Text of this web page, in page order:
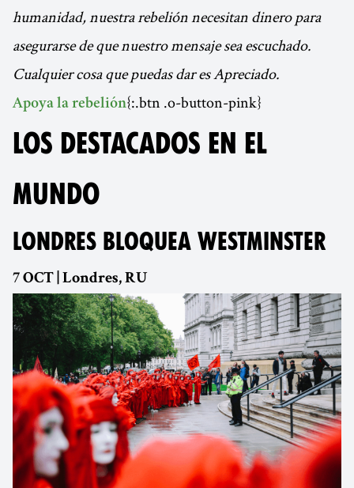
humanidad, nuestra rebelión necesitan dinero para
asegurarse de que nuestro mensaje sea escuchado.
Cualquier cosa que puedas dar es Apreciado.
Apoya la rebelión{:.btn .o-button-pink}
LOS DESTACADOS EN EL
MUNDO
LONDRES BLOQUEA WESTMINSTER
7 OCT | Londres, RU